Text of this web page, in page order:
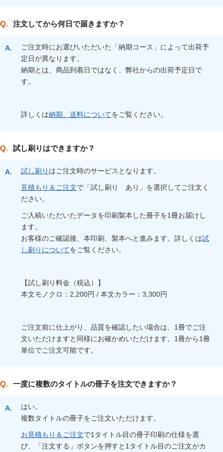
注文してから何日で届きますか？
ご注文時にお選びいただいた「納期コース」によって出荷予
定日が異なります。
納期とは、商品到着日ではなく、弊社からの出荷予定日で
す。
詳しくは納期、送料についてをご覧ください。
試し刷りはできますか？
試し刷り はご注文時のサービスとなります。
見積もり＆ご注文で「試し刷り あり」を選択してご注文く
ださい。
ご入稿いただいたデータを印刷製本した冊子を1冊お届けし
ます。
お客様のご確認後、本印刷、製本へと進みます。詳しくは試
し刷りについてをご覧ください。
【試し刷り料金（税込）】
本文モノクロ：2,200円 / 本文カラー：3,300円
ご注文前に仕上がり、品質を確認したい場合は、1冊でご注
文いただけますと同様にお確かめいただけます。1冊から1冊
単位でご注文可能です。
一度に複数のタイトルの冊子を注文できますか？
はい。
複数タイトルの冊子をご注文いただけます。
お見積もり＆ご注文で1タイトル目の冊子印刷の仕様を選
び、「注文する」ボタンを押すと1タイトル目のご注文がカ